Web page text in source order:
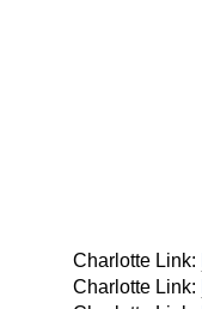
Charlotte Link:
Charlotte Link: